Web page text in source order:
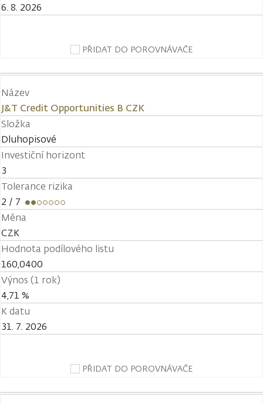
6. 8. 2026
PŘIDAT DO POROVNÁVAČE
Název
J&T Credit Opportunities B CZK
Složka
Dluhopisové
Investiční horizont
3
Tolerance rizika
2 / 7
Měna
CZK
Hodnota podílového listu
160,0400
Výnos (1 rok)
4,71 %
K datu
31. 7. 2026
PŘIDAT DO POROVNÁVAČE